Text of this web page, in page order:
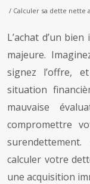
/ Calculer sa dette nette
L’achat d’un
majeure.
signez l’offre,
situation
mauvaise
compromettre
calculer votre
une acquisition